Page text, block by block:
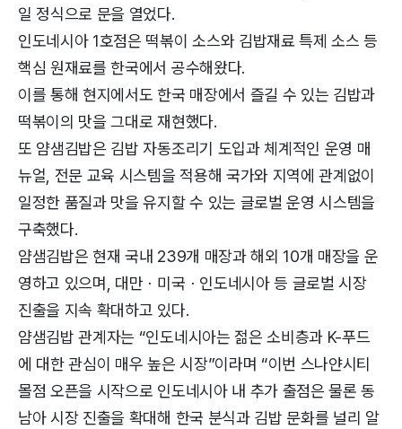
일 정식으로 문을 열었다.
인도네시아 1호점은 떡볶이 소스와 김밥재료 특제 소스 등
핵심 원재료를 한국에서 공수해왔다.
이를 통해 현지에서도 한국 매장에서 즐길 수 있는 김밥과
떡볶이의 맛을 그대로 재현했다.
또 얌샘김밥은 김밥 자동조리기 도입과 체계적인 운영 매
뉴얼, 전문 교육 시스템을 적용해 국가와 지역에 관계없이
일정한 품질과 맛을 유지할 수 있는 글로벌 운영 시스템을
구축했다.
얌샘김밥은 현재 국내 239개 매장과 해외 10개 매장을 운
영하고 있으며, 대만ㆍ미국ㆍ인도네시아 등 글로벌 시장
진출을 지속 확대하고 있다.
얌샘김밥 관계자는 “인도네시아는 젊은 소비층과 K-푸드
에 대한 관심이 매우 높은 시장”이라며 “이번 스나얀시티
몰점 오픈을 시작으로 인도네시아 내 추가 출점은 물론 동
남아 시장 진출을 확대해 한국 분식과 김밥 문화를 널리 알